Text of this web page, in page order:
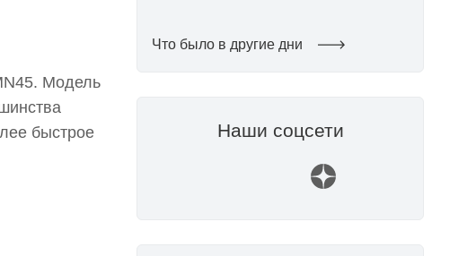
Модель
быстрое
Что было в другие дни
Наши соцсети